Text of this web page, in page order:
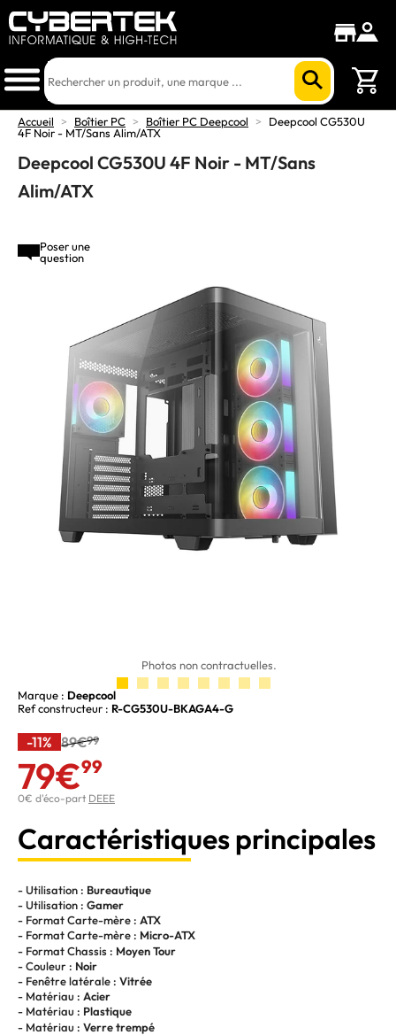
Accueil > Boîtier PC > Boîtier PC Deepcool >
Deepcool CG530U
4F Noir - MT/Sans Alim/ATX
Deepcool CG530U 4F Noir - MT/Sans
Alim/ATX
Poser une
question
Photos non contractuelles.
Marque : Deepcool
Ref constructeur : R-CG530U-BKAGA4-G
-11% 89€99
79€99
0€ d'éco-part DEEE
Caractéristiques principales
- Utilisation : Bureautique
- Utilisation : Gamer
- Format Carte-mère : ATX
- Format Carte-mère : Micro-ATX
- Format Chassis : Moyen Tour
- Couleur : Noir
- Fenêtre latérale : Vitrée
- Matériau : Acier
- Matériau : Plastique
- Matériau : Verre trempé